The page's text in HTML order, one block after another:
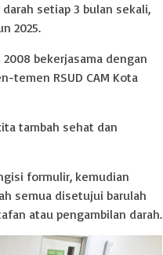
setiap 3 bulan sekali,
2025.
bekerjasama dengan
temen RSUD CAM Kota
tambah sehat dan
formulir, kemudian
semua disetujui barulah
atau pengambilan darah.